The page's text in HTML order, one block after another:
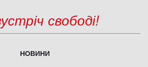
свободі!
НОВИНИ